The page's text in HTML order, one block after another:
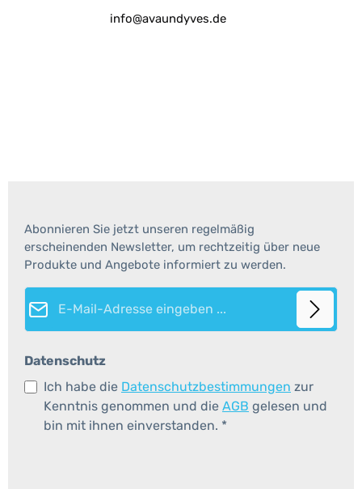
info@avaundyves.de
Abonnieren Sie jetzt unseren regelmäßig
erscheinenden Newsletter, um rechtzeitig über neue
Produkte und Angebote informiert zu werden.
E-Mail-Adresse*
Datenschutz
Ich habe die Datenschutzbestimmungen zur
Kenntnis genommen und die AGB gelesen und
bin mit ihnen einverstanden. *